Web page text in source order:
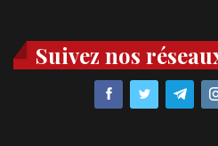
Suivez nos